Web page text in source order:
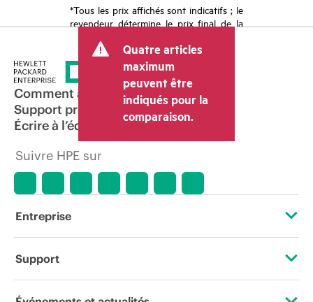
*Tous les prix affichés sont indicatifs ; le
revendeur détermine le prix final de la
tels que la TVA ou les taxes sur la vente
et les frais d’expédition. Le prix de la
transaction déterminé par le revendeur
peut varier par rapport à d’autres
revendeurs et au prix indicatif affiché.
Les prix indicatifs peuvent inclure des
offres promotionnelles limitées dans le
temps. HPE se réserve le droit d’ajuster
les prix à tout moment pour diverses
l’arrêt d’un produit, la disponibilité
période de promotion et des erreurs
dans les publicités.
Quatre articles
maximum
peuvent être
indiqués pour la
comparaison.
Comment acheter
Support produit
Écrire à l’équipe commerciale
Suivre HPE sur
Entreprise
À propos de HPE
Support
Services d’assistance opérationnelle (OSS)